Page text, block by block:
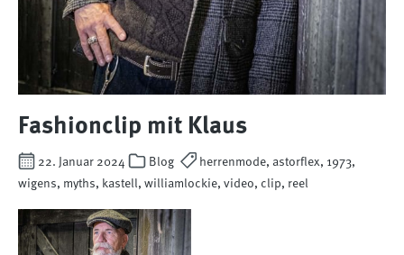
Fashionclip mit Klaus
22. Januar 2024 Blog
herrenmode, astorflex, 1973,
wigens, myths, kastell, williamlockie, video, clip, reel